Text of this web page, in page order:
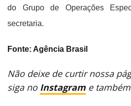
do Grupo de Operações
secretaria.
Fonte: Agência Brasil
Não deixe de curtir nossa
siga no Instagram e